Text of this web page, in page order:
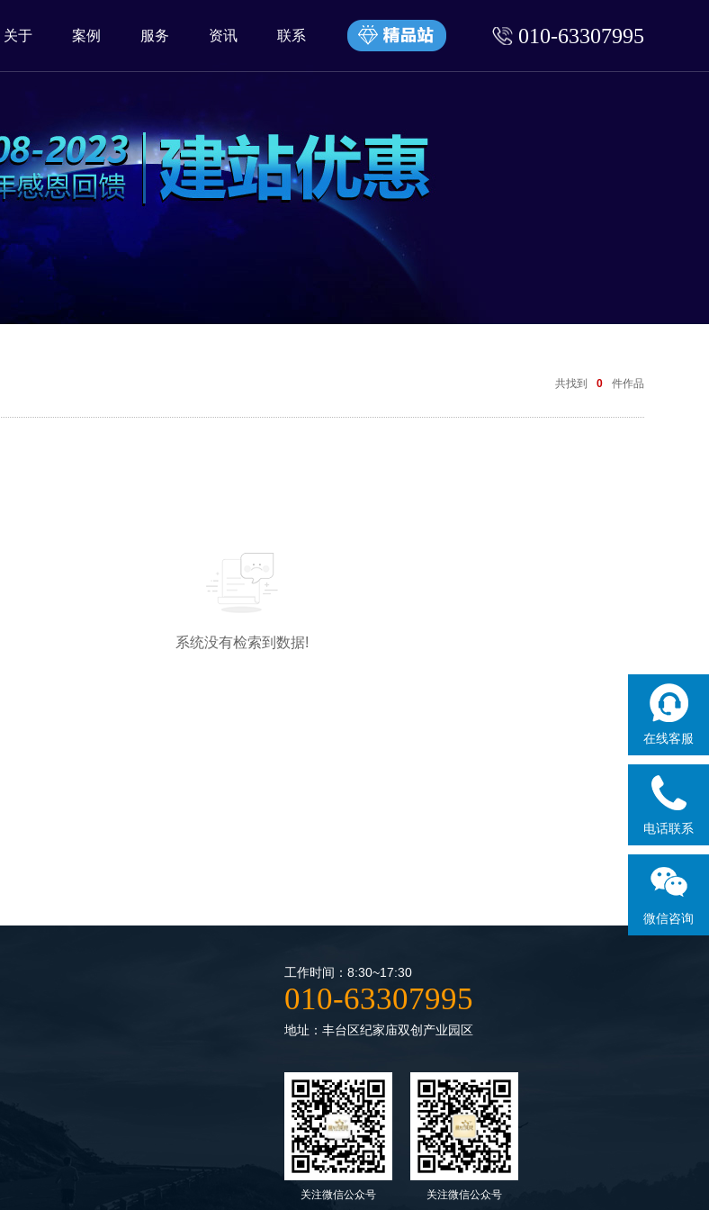
010-63307995
关于 案例 服务 资讯 联系
在线客服
电话联系
微信咨询
共找到 0 件作品
系统没有检索到数据!
工作时间：8:30~17:30
010-63307995
地址：丰台区纪家庙双创产业园区
关注微信公众号 关注微信公众号